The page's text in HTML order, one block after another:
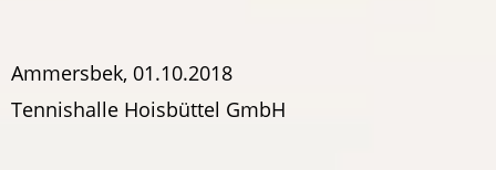
Ammersbek, 01.10.2018
Tennishalle Hoisbüttel GmbH